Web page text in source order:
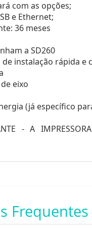
com as opções;
e Ethernet;
36 meses
a SD260
de instalação rápida
eixo
(já específico
- A
Frequentes